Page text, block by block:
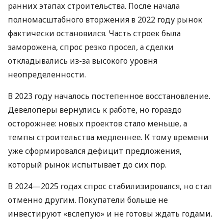
ранних этапах строительства. После начала
полномасштабного вторжения в 2022 году рынок
фактически остановился. Часть строек была
заморожена, спрос резко просел, а сделки
откладывались из-за высокого уровня
неопределенности.
В 2023 году началось постепенное восстановление.
Девелоперы вернулись к работе, но гораздо
осторожнее: новых проектов стало меньше, а
темпы строительства медленнее. К тому времени
уже сформировался дефицит предложения,
который рынок испытывает до сих пор.
В 2024—2025 годах спрос стабилизировался, но стал
отменно другим. Покупатели больше не
инвестируют «вслепую» и не готовы ждать годами.